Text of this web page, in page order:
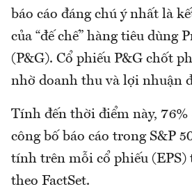
báo cáo đáng chú ý nhất là
của “đế chế” hàng tiêu dùng
(P&G). Cổ phiếu P&G chốt
nhờ doanh thu và lợi nhuận
Tính đến thời điểm này, 76%
công bố báo cáo trong S&P
tính trên mỗi cổ phiếu (EPS)
theo FactSet.